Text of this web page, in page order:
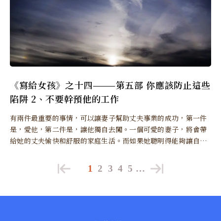
《寫給女孩》之十四———第五部 你應該防止這些
陷阱 2、不要幹預他的工作
有兩件最重要的事情，可以讓妻子幫助丈夫事業的成功，第一件
是，愛他，第二件是，讓他獨自去闖。一個可愛的妻子，將會帶
給她的丈夫愉快和舒服的家庭生活。而如果她聰明得能夠讓自己
力而獲得成功了，至少訓練也會使他有成就。
1 2 3 4 5 …